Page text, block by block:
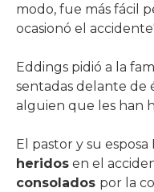
modo, fue más fácil
ocasionó el
Eddings pidió a la
sentadas delante de
alguien que les han
El pastor y su
heridos en el
consolados por la